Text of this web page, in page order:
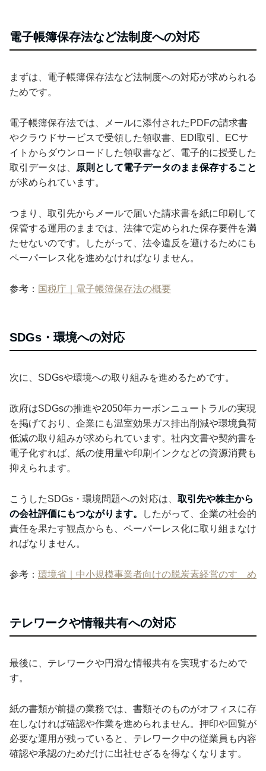
電子帳簿保存法など法制度への対応
まずは、電子帳簿保存法など法制度への対応が求められる
ためです。
電子帳簿保存法では、メールに添付されたPDFの請求書
やクラウドサービスで受領した領収書、EDI取引、ECサ
イトからダウンロードした領収書など、電子的に授受した
取引データは、 原則として電子データのまま保存すること
が求められています。
つまり、取引先からメールで届いた請求書を紙に印刷して
保管する運用のままでは、法律で定められた保存要件を満
たせないのです。したがって、法令違反を避けるためにも
ペーパーレス化を進めなければなりません。
参考： 国税庁｜電子帳簿保存法の概要
SDGs・環境への対応
次に、SDGsや環境への取り組みを進めるためです。
政府はSDGsの推進や2050年カーボンニュートラルの実現
を掲げており、企業にも温室効果ガス排出削減や環境負荷
低減の取り組みが求められています。社内文書や契約書を
電子化すれば、紙の使用量や印刷インクなどの資源消費も
抑えられます。
こうしたSDGs・環境問題への対応は、 取引先や株主から
の会社評価にもつながります。
したがって、企業の社会的
責任を果たす観点からも、ペーパーレス化に取り組まなけ
ればなりません。
参考： 環境省｜中小規模事業者向けの脱炭素経営のすゝめ
テレワークや情報共有への対応
最後に、テレワークや円滑な情報共有を実現するためで
す。
紙の書類が前提の業務では、書類そのものがオフィスに存
在しなければ確認や作業を進められません。押印や回覧が
必要な運用が残っていると、テレワーク中の従業員も内容
確認や承認のためだけに出社せざるを得なくなります。